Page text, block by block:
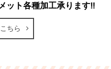
ット各種加工承ります‼
ちら